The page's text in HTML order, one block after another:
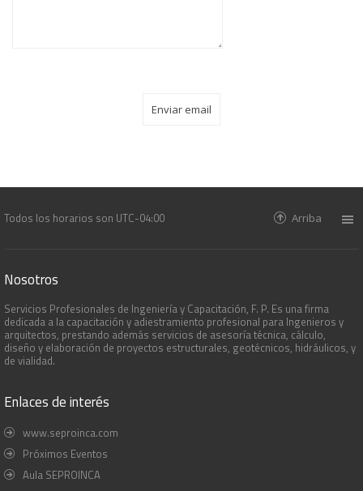
Todos los horarios son UTC-04:00 Arriba
Nosotros
Servicios Profesionales de Ingeniería y Capacitación, F. P. Es una firma
dedicada a la capacitación y adiestramiento profesional para Ingenieros y
arquitectos, prestando además servicios de asesoría técnica, cálculo,
diseño y elaboración de proyectos estructurales, geotécnicos, hidráulicos, y
de vialidad.
Enlaces de interés
www.seproinca.com
Próximos Eventos
Aula SEPROINCA